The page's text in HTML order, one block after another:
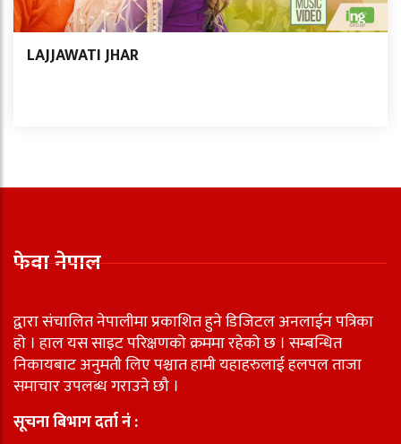
LAJJAWATI JHAR
फेवा नेपाल
द्वारा संचालित नेपालीमा प्रकाशित हुने डिजिटल अनलाईन पत्रिका
हो । हाल यस साइट परिक्षणको क्रममा रहेको छ । सम्बन्धित
निकायबाट अनुमती लिए पश्चात हामी यहाहरुलाई हलपल ताजा
समाचार उपलब्ध गराउने छौ ।
सूचना बिभाग दर्ता नं :